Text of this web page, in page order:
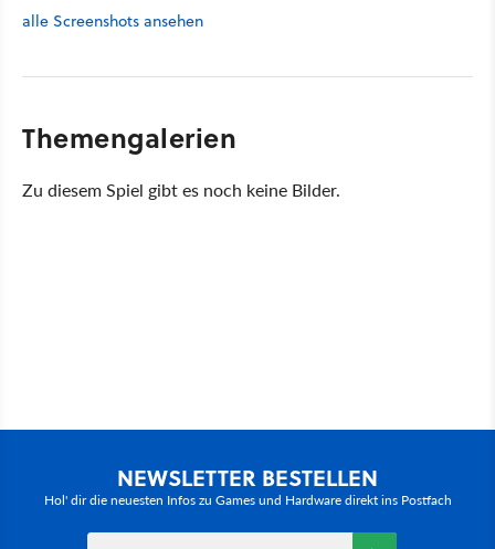
alle Screenshots ansehen
Themengalerien
Zu diesem Spiel gibt es noch keine Bilder.
NEWSLETTER BESTELLEN
Hol' dir die neuesten Infos zu Games und Hardware direkt ins Postfach